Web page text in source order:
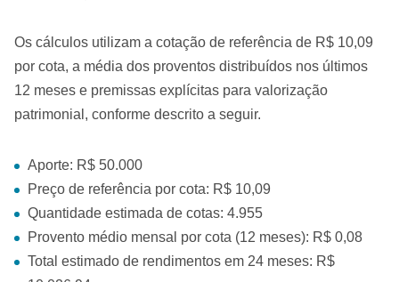
Os cálculos utilizam a cotação de referência de R$ 10,09
por cota, a média dos proventos distribuídos nos últimos
12 meses e premissas explícitas para valorização
patrimonial, conforme descrito a seguir.
Aporte: R$ 50.000
Preço de referência por cota: R$ 10,09
Quantidade estimada de cotas: 4.955
Provento médio mensal por cota (12 meses): R$ 0,08
Total estimado de rendimentos em 24 meses: R$